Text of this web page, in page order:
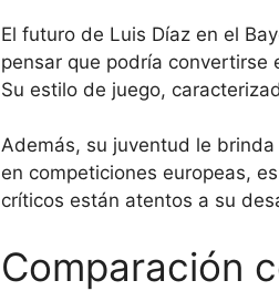
El futuro de Luis Díaz en el
pensar que podría convertirse
Su estilo de juego,
Además, su juventud le
en competiciones europeas,
críticos están atentos a su
Comparación